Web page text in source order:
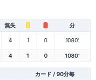
無失
分
4 1 0 1080'
4 1 0 1080'
カード / 90分毎